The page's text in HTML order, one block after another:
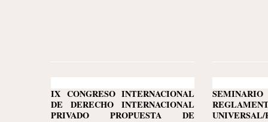
IX CONGRESO INTERNACIONAL
DE DERECHO INTERNACIONAL
PRIVADO PROPUESTA DE